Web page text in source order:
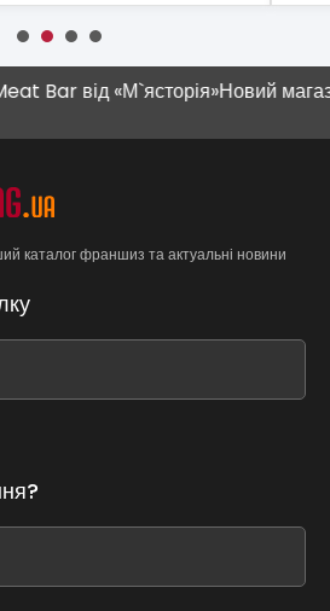
Bar від «М`ясторія»Новий магазин
каталог франшиз та актуальні новини